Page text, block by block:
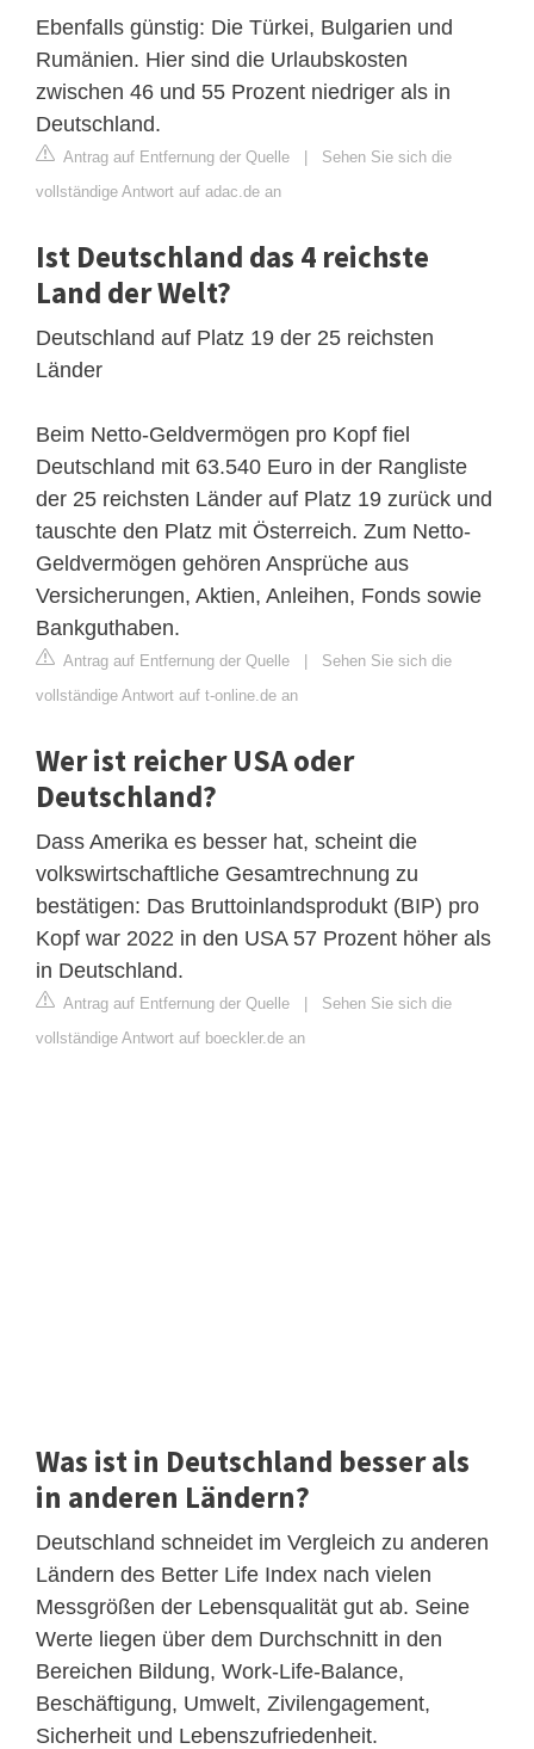
Ebenfalls günstig: Die Türkei, Bulgarien und
Rumänien. Hier sind die Urlaubskosten
zwischen 46 und 55 Prozent niedriger als in
Deutschland.
Antrag auf Entfernung der Quelle | Sehen Sie sich die
vollständige Antwort auf adac.de an
Ist Deutschland das 4 reichste
Land der Welt?
Deutschland auf Platz 19 der 25 reichsten
Länder
Beim Netto-Geldvermögen pro Kopf fiel
Deutschland mit 63.540 Euro in der Rangliste
der 25 reichsten Länder auf Platz 19 zurück und
tauschte den Platz mit Österreich. Zum Netto-
Geldvermögen gehören Ansprüche aus
Versicherungen, Aktien, Anleihen, Fonds sowie
Bankguthaben.
Antrag auf Entfernung der Quelle | Sehen Sie sich die
vollständige Antwort auf t-online.de an
Wer ist reicher USA oder
Deutschland?
Dass Amerika es besser hat, scheint die
volkswirtschaftliche Gesamtrechnung zu
bestätigen: Das Bruttoinlandsprodukt (BIP) pro
Kopf war 2022 in den USA 57 Prozent höher als
in Deutschland.
Antrag auf Entfernung der Quelle | Sehen Sie sich die
vollständige Antwort auf boeckler.de an
Was ist in Deutschland besser als
in anderen Ländern?
Deutschland schneidet im Vergleich zu anderen
Ländern des Better Life Index nach vielen
Messgrößen der Lebensqualität gut ab. Seine
Werte liegen über dem Durchschnitt in den
Bereichen Bildung, Work-Life-Balance,
Beschäftigung, Umwelt, Zivilengagement,
Sicherheit und Lebenszufriedenheit.